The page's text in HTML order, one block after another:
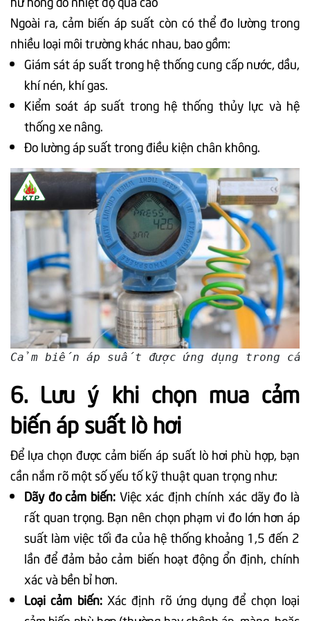
Ngoài ra, cảm biến áp suất còn có thể đo lường trong
nhiều loại môi trường khác nhau, bao gồm:
Giám sát áp suất trong hệ thống cung cấp nước, dầu,
khí nén, khí gas.
Kiểm soát áp suất trong hệ thống thủy lực và hệ
thống xe nâng.
Đo lường áp suất trong điều kiện chân không.
Cảm biến áp suất được ứng dụng trong
6. Lưu ý khi chọn mua cảm
biến áp suất lò hơi
Để lựa chọn được cảm biến áp suất lò hơi phù hợp, bạn
cần nắm rõ một số yếu tố kỹ thuật quan trọng như:
Dãy đo cảm biến:Việc xác định chính xác dãy đo là
rất quan trọng. Bạn nên chọn phạm vi đo lớn hơn áp
suất làm việc tối đa của hệ thống khoảng 1,5 đến 2
lần để đảm bảo cảm biến hoạt động ổn định, chính
xác và bền bỉ hơn.
Loại cảm biến: Xác định rõ ứng dụng để chọn loại